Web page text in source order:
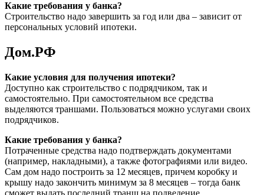
Какие требования у банка?
Строительство надо завершить за год или два – зависит от
персональных условий ипотеки.
Дом.РФ
Какие условия для получения ипотеки?
Доступно как строительство с подрядчиком, так и
самостоятельно. При самостоятельном все средства
выделяются траншами. Пользоваться можно услугами своих
подрядчиков.
Какие требования у банка?
Потраченные средства надо подтверждать документами
(например, накладными), а также фотографиями или видео.
Сам дом надо построить за 12 месяцев, причем коробку и
крышу надо закончить минимум за 8 месяцев – тогда банк
сможет выдать последний транш на подведение